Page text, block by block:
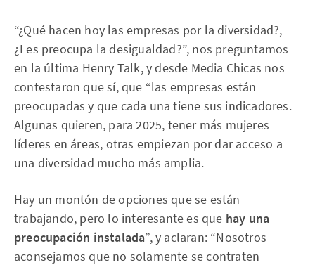
“¿Qué hacen hoy las empresas por la diversidad?,
¿Les preocupa la desigualdad?”, nos preguntamos
en la última Henry Talk, y desde Media Chicas nos
contestaron que sí, que “las empresas están
preocupadas y que cada una tiene sus indicadores.
Algunas quieren, para 2025, tener más mujeres
líderes en áreas, otras empiezan por dar acceso a
una diversidad mucho más amplia.
Hay un montón de opciones que se están
trabajando, pero lo interesante es que hay una
preocupación instalada”, y aclaran: “Nosotros
aconsejamos que no solamente se contraten